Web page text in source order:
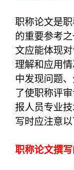
职称论文是
的重要参考
文应能体现
理解和应用
中发现问题
了使职称评
报人员专业
写时应注意以
职称论文撰